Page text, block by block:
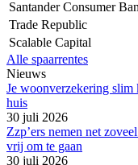
Santander Consumer
Trade Republic
Scalable Capital
Alle spaarrentes
Nieuws
Je woonverzekering slim
huis
30 juli 2026
Zzp’ers nemen net
vrij om te gaan
30 juli 2026